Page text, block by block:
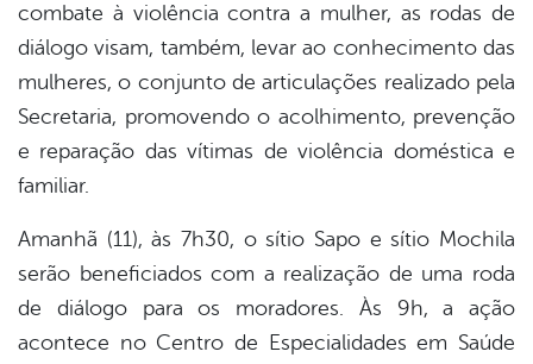
combate à violência contra a mulher, as rodas de
diálogo visam, também, levar ao conhecimento das
mulheres, o conjunto de articulações realizado pela
Secretaria, promovendo o acolhimento, prevenção
e reparação das vítimas de violência doméstica e
familiar.
Amanhã (11), às 7h30, o sítio Sapo e sítio Mochila
serão beneficiados com a realização de uma roda
de diálogo para os moradores. Às 9h, a ação
acontece no Centro de Especialidades em Saúde